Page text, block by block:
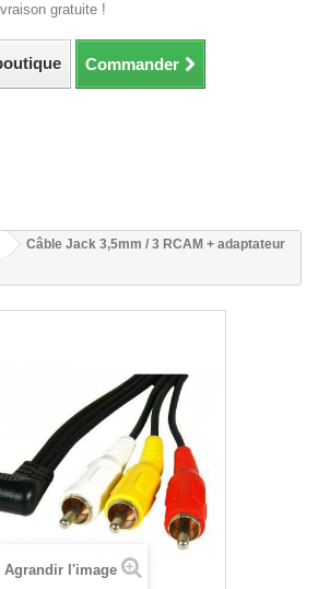
gratuite !
Commander
Câble Jack 3,5mm / 3 RCAM + adaptateur
Agrandir l'image